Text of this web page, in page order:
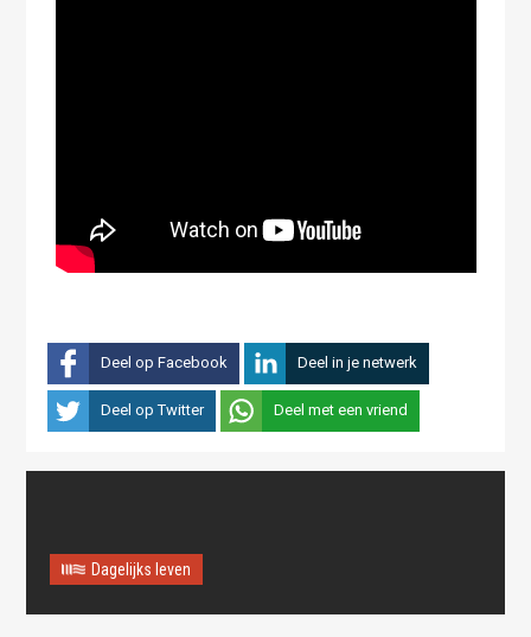
Deel op Facebook Deel in je netwerk
Deel op Twitter Deel met een vriend
Dagelijks leven